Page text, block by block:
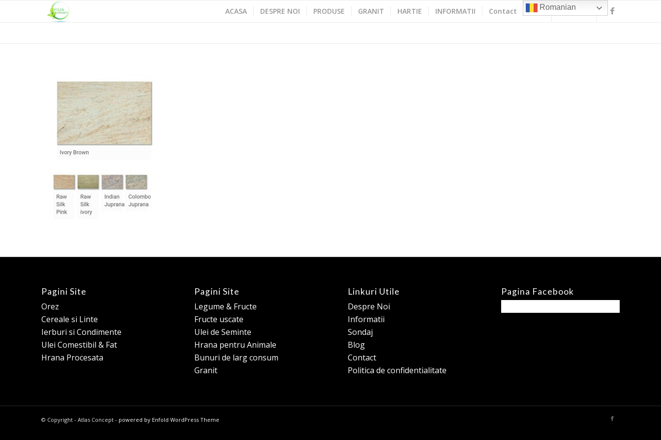
ACASA DESPRE NOI PRODUSE GRANIT HARTIE INFORMATII Contact
Pagini Site
Orez
Cereale si Linte
Ierburi si Condimente
Ulei Comestibil & Fat
Hrana Procesata
Pagini Site
Legume & Fructe
Fructe uscate
Ulei de Seminte
Hrana pentru Animale
Bunuri de larg consum
Granit
Linkuri Utile
Despre Noi
Informatii
Sondaj
Blog
Contact
Politica de confidentialitate
Pagina Facebook
© Copyright - Atlas Concept - powered by Enfold WordPress Theme
Romanian